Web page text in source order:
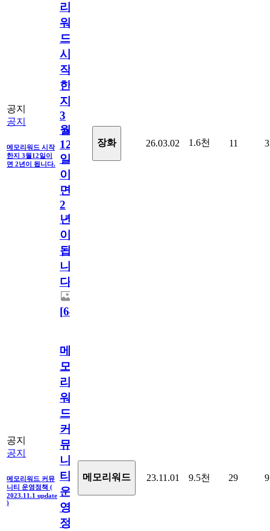
공지
공지
메모리워드 시작
한지 3월12일이
면 2년이 됩니다.
리
워
드
시
작
한
지
3
월
12
일
이
면
2
년
이
됩
니
다.
[64
장화 26.03.02 1.6천 11 3
공지
공지
메모리워드 커뮤
니티 운영정책 (
2023.11.1 update
)
메
모
리
워
드
커
뮤
니
티
운
영
정
메모리워드 23.11.01 9.5천 29 9